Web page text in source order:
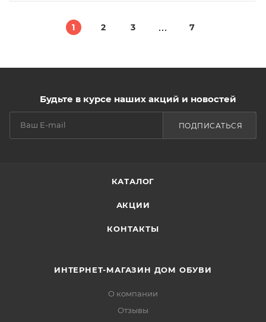
1 2 3 7
Будьте в курсе наших акций и новостей
ПОДПИСАТЬСЯ
КАТАЛОГ
АКЦИИ
КОНТАКТЫ
ИНТЕРНЕТ-МАГАЗИН ДОМ ОБУВИ
О компании
Отзывы